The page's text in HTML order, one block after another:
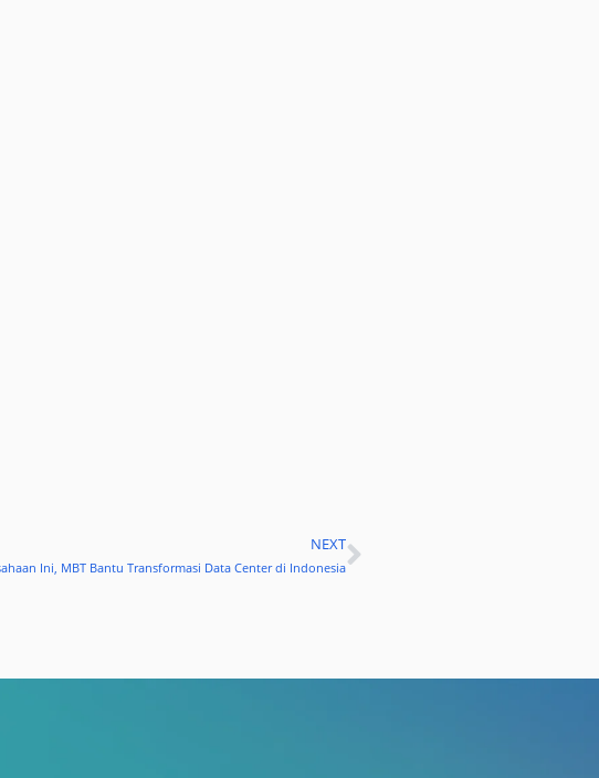
NEXT
Ini, MBT Bantu Transformasi Data Center di IndonesiaNext